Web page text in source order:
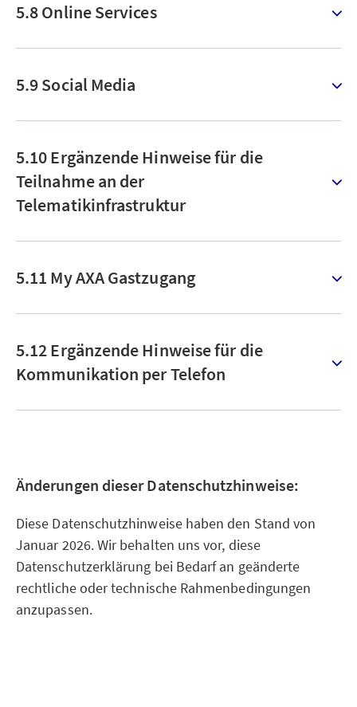
5.8 Online Services
5.9 Social Media
5.10 Ergänzende Hinweise für die
Teilnahme an der
Telematikinfrastruktur
5.11 My AXA Gastzugang
5.12 Ergänzende Hinweise für die
Kommunikation per Telefon
Änderungen dieser Datenschutzhinweise:
Diese Datenschutzhinweise haben den Stand von
Januar 2026. Wir behalten uns vor, diese
Datenschutzerklärung bei Bedarf an geänderte
rechtliche oder technische Rahmenbedingungen
anzupassen.